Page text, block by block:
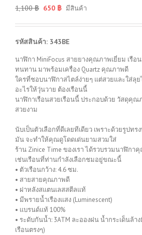
1,100฿ 650 ฿ มีสินค้า
รหัสสินค้า: 343BE
นาฬิกา MiniFocus สายยางคุณภาพเยี่ยม เรือ
ทนทาน มาพร้อมเครื่อง Quartz คุณภาพดี
ใครที่ชอบนาฬิกาสไตล์ง่ายๆ แต่สวยและใส่ลุ
อะไรให้วุ่นวาย ต้องเรือนนี้
นาฬิกาเรือนสวยเรือนนี้ ประกอบด้วย วัสดุคุณ
สวยงาม
นับเป็นตัวเลือกที่ดีเลยทีเดียว เพราะด้วยรูปท
มัน จะทำให้คุณดูโดดเด่นยามสวมใส่
ร้าน Zinice Time ของเรา ได้รวบรวมนาฬิก
เช่นเรือนที่ท่านกำลังเลือกชมอยู่ขณะนี้
• ตัวเรือนกว้าง: 4.6 ซม.
• สายสายคุณภาพดี
• ฝาหลังสแตนเลสสตีลแท้
• มีพรายน้ำเรืองแสง (Luminescent)
• แบรนด์แท้ 100%
• ระดับกันน้ำ: 3ATM ละอองฝน น้ำกระเด็นล้า
เรือนตรงๆ)